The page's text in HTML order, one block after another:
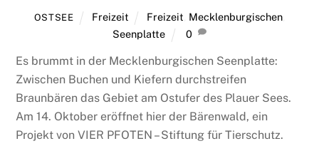
OSTSEE Freizeit Freizeit Mecklenburgischen
Seenplatte
0
Es brummt in der Mecklenburgischen Seenplatte:
Zwischen Buchen und Kiefern durchstreifen
Braunbären das Gebiet am Ostufer des Plauer Sees.
Am 14. Oktober eröffnet hier der Bärenwald, ein
Projekt von VIER PFOTEN – Stiftung für Tierschutz.